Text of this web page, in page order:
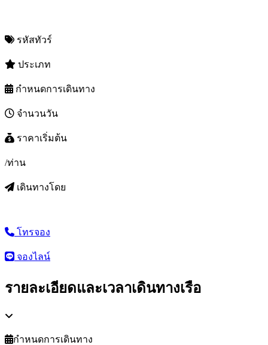
รหัสทัวร์
ประเภท
กำหนดการเดินทาง
จำนวนวัน
ราคาเริ่มต้น
/ท่าน
เดินทางโดย
โทรจอง
จองไลน์
รายละเอียดและเวลาเดินทางเรือ
กำหนดการเดินทาง